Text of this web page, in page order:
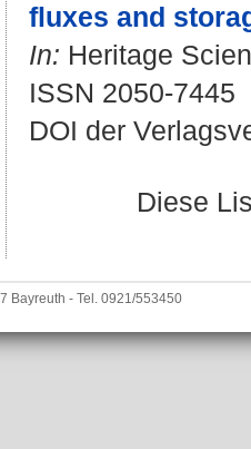
fluxes and
In: Heritage
ISSN 2050-7445
DOI der
Diese
Bayreuth - Tel. 0921/553450